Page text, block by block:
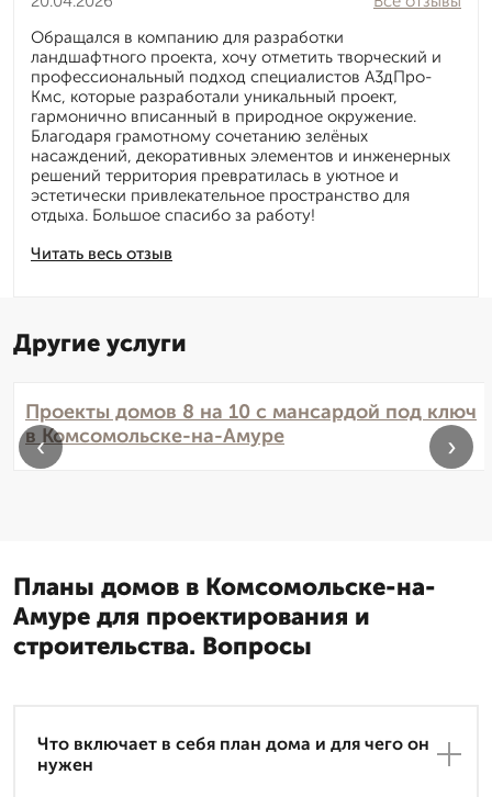
Читать весь отзыв
Обращался в компанию для разработки
ландшафтного проекта, хочу отметить творческий и
профессиональный подход специалистов А3дПро-
Кмс, которые разработали уникальный проект,
гармонично вписанный в природное окружение.
Благодаря грамотному сочетанию зелёных
насаждений, декоративных элементов и инженерных
решений территория превратилась в уютное и
эстетически привлекательное пространство для
отдыха. Большое спасибо за работу!
Другие услуги
Проекты домов 8 на 10 с мансардой под ключ
в Комсомольске-на-Амуре
‹ ›
Планы домов в Комсомольске-на-
Амуре для проектирования и
строительства. Вопросы
Что включает в себя план дома и для чего он
нужен